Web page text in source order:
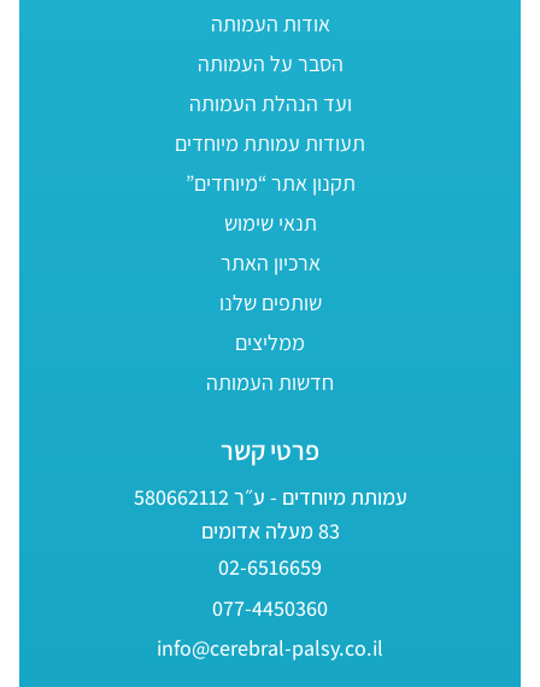
אודות העמותה
הסבר על העמותה
ועד הנהלת העמותה
תעודות עמותת מיוחדים
תקנון אתר “מיוחדים”
תנאי שימוש
ארכיון האתר
שותפים שלנו
ממליצים
חדשות העמותה
פרטי קשר
עמותת מיוחדים - ע״ר 580662112
83 מעלה אדומים
02-6516659
077-4450360
info@cerebral-palsy.co.il